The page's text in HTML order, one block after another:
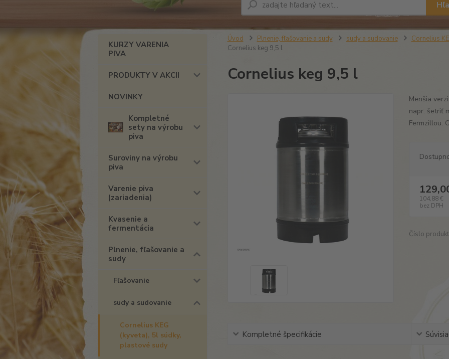
KURZY VARENIA
PIVA
PRODUKTY V AKCII
NOVINKY
Kompletné
sety na výrobu
piva
Suroviny na výrobu
piva
Varenie piva
(zariadenia)
Kvasenie a
fermentácia
Plnenie, fľašovanie a
sudy
Fľašovanie
sudy a sudovanie
Cornelius KEG
(kyveta), 5l súdky,
plastové sudy
Úvod Plnenie, fľašovanie a sudy sudy a sudovanie
Cornelius
Cornelius keg 9,5 l
Cornelius keg 9,5 l
Menšia
napr. šetriť
Fermzillou.
104,88 €
bez DPH
Číslo
Kompletné špecifikácie